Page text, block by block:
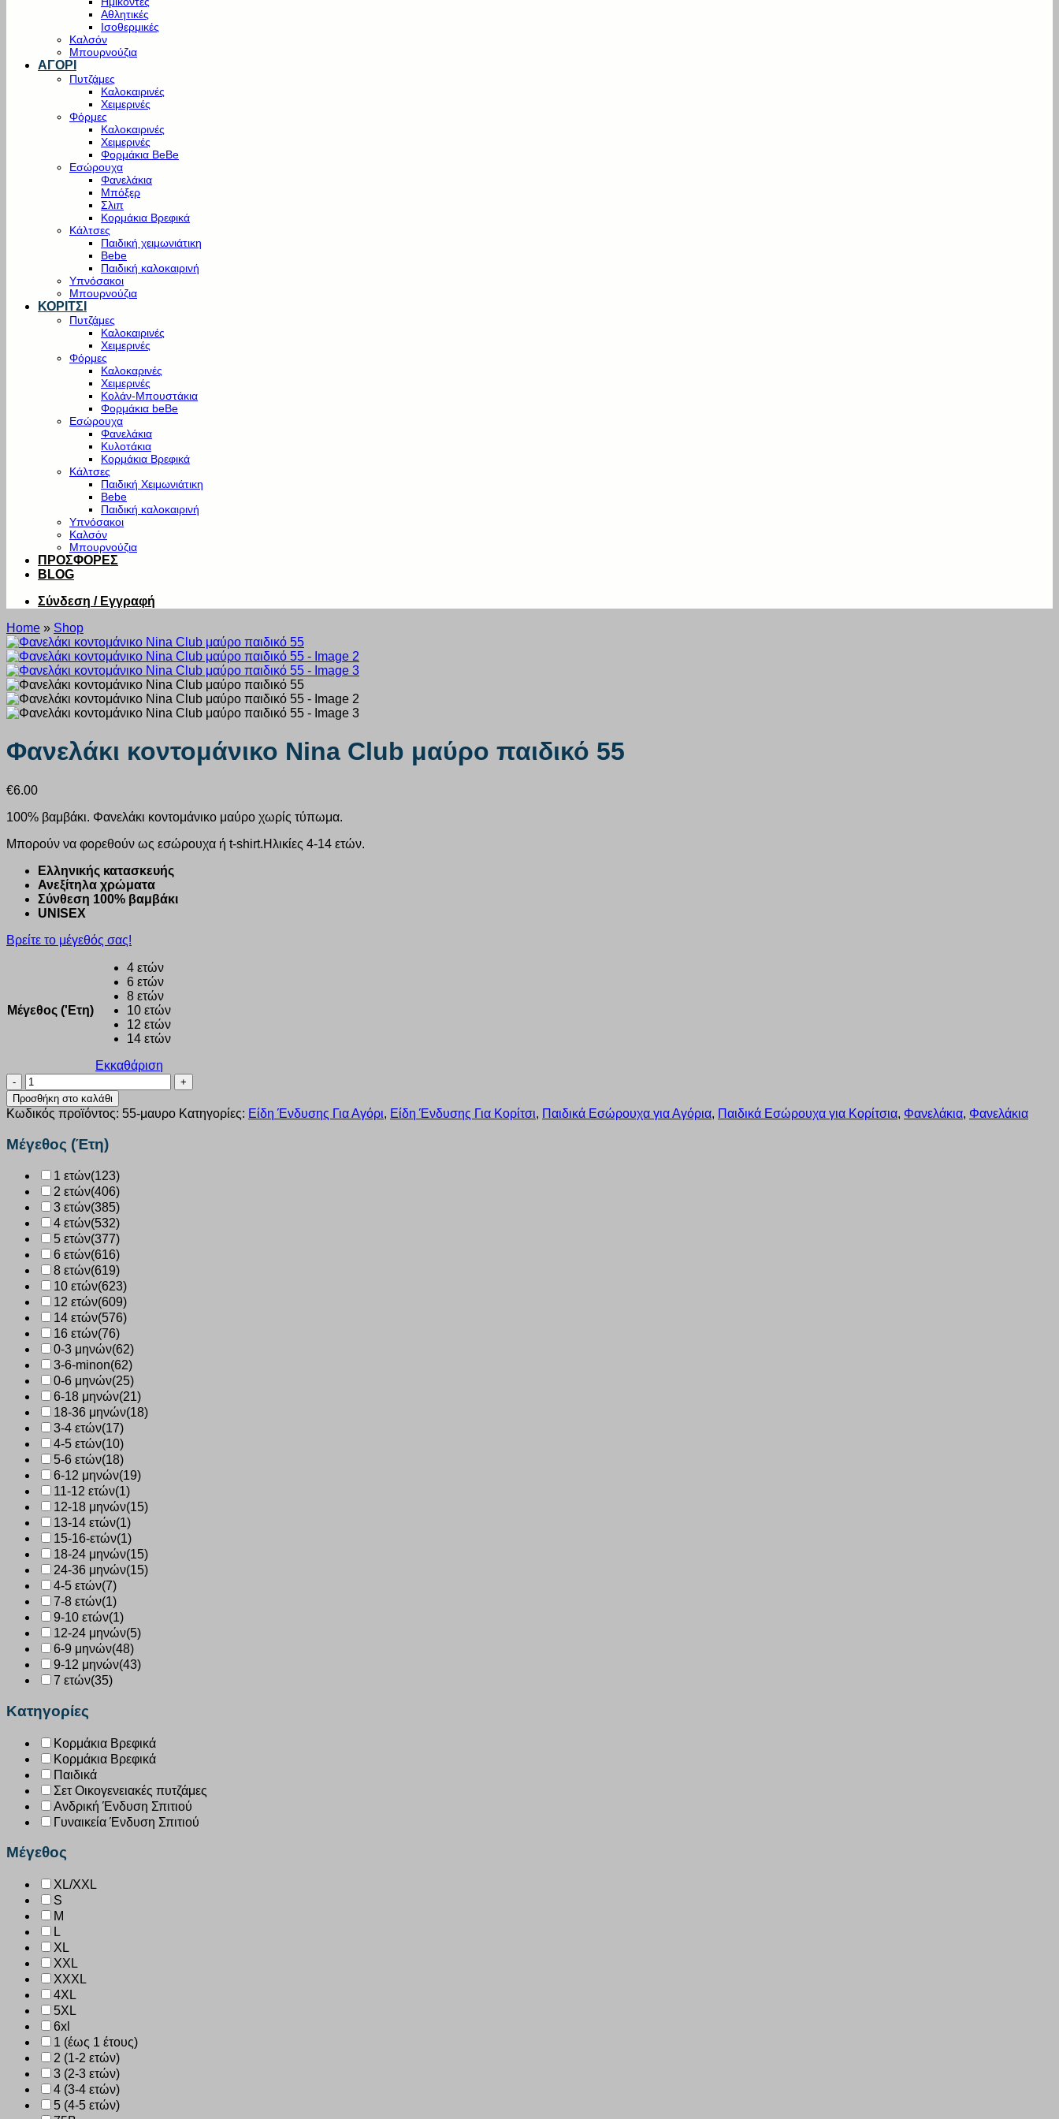
Αθλητικές
Ισοθερμικές
Καλσόν
Μπουρνούζια
ΑΓΟΡΙ
Πυτζάμες
Καλοκαιρινές
Χειμερινές
Φόρμες
Καλοκαιρινές
Χειμερινές
Φορμάκια BeBe
Εσώρουχα
Φανελάκια
Μπόξερ
Σλιπ
Κορμάκια Βρεφικά
Κάλτσες
Παιδική χειμωνιάτικη
Bebe
Παιδική καλοκαιρινή
Υπνόσακοι
Μπουρνούζια
ΚΟΡΙΤΣΙ
Πυτζάμες
Καλοκαιρινές
Χειμερινές
Φόρμες
Καλοκαρινές
Χειμερινές
Κολάν-Μπουστάκια
Φορμάκια beBe
Εσώρουχα
Φανελάκια
Κυλοτάκια
Κορμάκια Βρεφικά
Κάλτσες
Παιδική Χειμωνιάτικη
Bebe
Παιδική καλοκαιρινή
Υπνόσακοι
Καλσόν
Μπουρνούζια
ΠΡΟΣΦΟΡΕΣ
BLOG
Σύνδεση / Εγγραφή
Home » Shop
Φανελάκι κοντομάνικο Nina Club μαύρο παιδικό 55
€6.00
100% βαμβάκι. Φανελάκι κοντομάνικο μαύρο χωρίς τύπωμα.
Μπορούν να φορεθούν ως εσώρουχα ή t-shirt.Ηλικίες 4-14 ετών.
Ελληνικής κατασκευής
Ανεξίτηλα χρώματα
Σύνθεση 100% βαμβάκι
UNISEX
Βρείτε το μέγεθός σας!
Μέγεθος ('Ετη)
4 ετών
6 ετών
8 ετών
10 ετών
12 ετών
14 ετών
Εκκαθάριση
Φανελάκι
κοντομάνικο
Nina
Club
μαύρο
παιδικό
ποσότητα
Προσθήκη στο καλάθι
Κωδικός προϊόντος: 55-μαυρο Κατηγορίες: Είδη Ένδυσης Για Αγόρι, Είδη Ένδυσης Για Κορίτσι, Παιδικά Εσώρουχα για Αγόρια, Παιδικά Εσώρουχα για Κορίτσια, Φανελάκια, Φανελάκια
Μέγεθος (Έτη)
1 ετών(123)
2 ετών(406)
3 ετών(385)
4 ετών(532)
5 ετών(377)
6 ετών(616)
8 ετών(619)
10 ετών(623)
12 ετών(609)
14 ετών(576)
16 ετών(76)
0-3 μηνών(62)
3-6-minon(62)
0-6 μηνών(25)
6-18 μηνών(21)
18-36 μηνών(18)
3-4 ετών(17)
4-5 ετών(10)
5-6 ετών(18)
6-12 μηνών(19)
11-12 ετών(1)
12-18 μηνών(15)
13-14 ετών(1)
15-16-ετών(1)
18-24 μηνών(15)
24-36 μηνών(15)
4-5 ετών(7)
7-8 ετών(1)
9-10 ετών(1)
12-24 μηνών(5)
6-9 μηνών(48)
9-12 μηνών(43)
7 ετών(35)
Κατηγορίες
Κορμάκια Βρεφικά
Κορμάκια Βρεφικά
Παιδικά
Σετ Οικογενειακές πυτζάμες
Ανδρική Ένδυση Σπιτιού
Γυναικεία Ένδυση Σπιτιού
Μέγεθος
XL/XXL
S
M
L
XL
XXL
XXXL
4XL
5XL
6xl
1 (έως 1 έτους)
2 (1-2 ετών)
3 (2-3 ετών)
4 (3-4 ετών)
5 (4-5 ετών)